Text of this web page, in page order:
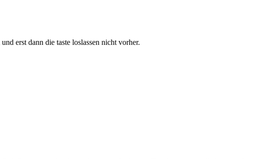
erst dann die taste loslassen nicht vorher.